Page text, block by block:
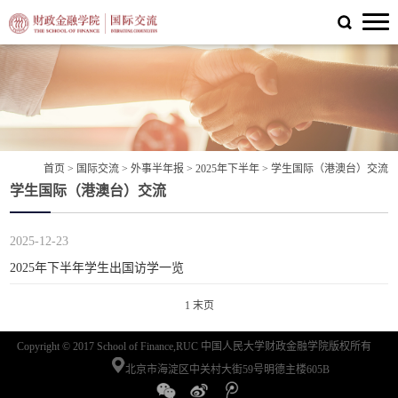
首页 > 国际交流> 外事半年报 > 2025年下半年> 学生国际（港澳台）交流
学生国际（港澳台）交流
2025-12-23
2025年下半年学生出国访学一览
1 末页
Copyright © 2017 School of Finance,RUC 中国人民大学财政金融学院版权所有
北京市海淀区中关村大街59号明德主楼605B